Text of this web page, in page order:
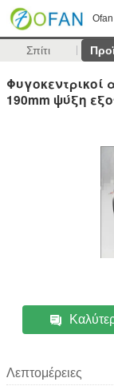
Σπίτι
Φυγοκεντρικοί
190mm ψύξη
Λεπτομέρειες